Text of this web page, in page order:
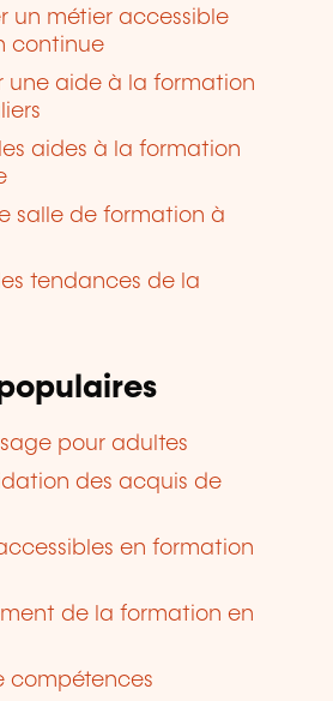
un métier accessible
continue
une aide à la formation
aides à la formation
salle de formation à
tendances de la
pour adultes
des acquis de
en formation
de la formation en
compétences